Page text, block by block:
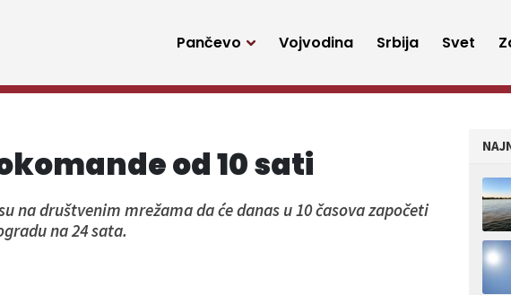
Pančevo Vojvodina Srbija Svet
od 10 sati
na društvenim mrežama da će danas u 10 časova započeti
na 24 sata.